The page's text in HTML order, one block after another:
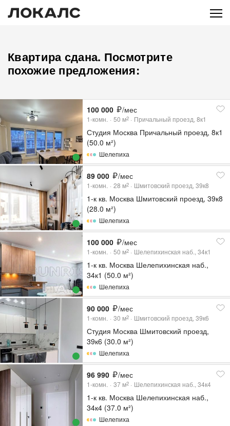
Квартира сдана. Посмотрите
похожие предложения:
100 000 /мес
1-комн. 50 м2 Причальный проезд, 8к1
Студия Москва Причальный проезд, 8к1
(50.0 м²)
Шелепиха
89 000 /мес
1-комн. 28 м2 Шмитовский проезд, 39к8
1-к кв. Москва Шмитовский проезд, 39к8
(28.0 м²)
Шелепиха
100 000 /мес
1-комн. 50 м2 Шелепихинская наб., 34к1
1-к кв. Москва Шелепихинская наб.,
34к1 (50.0 м²)
Шелепиха
90 000 /мес
1-комн. 30 м2 Шмитовский проезд, 39к6
Студия Москва Шмитовский проезд,
39к6 (30.0 м²)
Шелепиха
96 990 /мес
1-комн. 37 м2 Шелепихинская наб., 34к4
1-к кв. Москва Шелепихинская наб.,
34к4 (37.0 м²)
Шелепиха